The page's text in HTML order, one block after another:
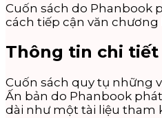
Cuốn sách do Phanbook
cách tiếp cận văn
Thông tin chi tiết
Cuốn sách quy tụ những
Ấn bản do Phanbook
dài như một tài liệu tham